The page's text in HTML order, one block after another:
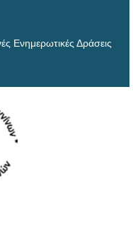
Ενημερωτικές Δράσεις